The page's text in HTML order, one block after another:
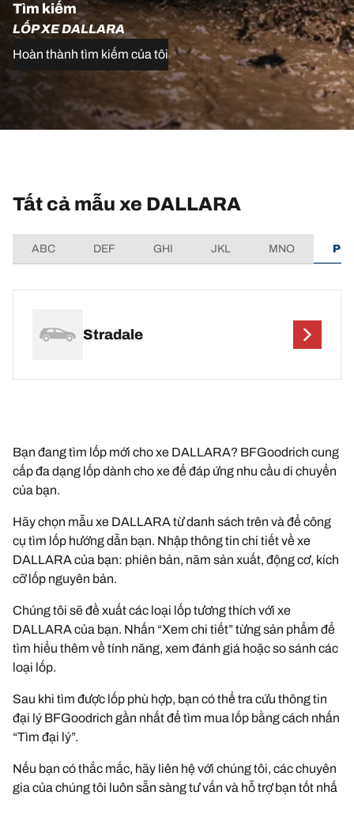
Tìm kiếm
LỐP XE DALLARA
Hoàn thành tìm kiếm của tôi
Tất cả mẫu xe DALLARA
ABC DEF GHI JKL MNO
Stradale
Bạn đang tìm lốp mới cho xe DALLARA? BFGoodrich cung
cấp đa dạng lốp dành cho xe để đáp ứng nhu cầu di chuyển
của bạn.
Hãy chọn mẫu xe DALLARA từ danh sách trên và để công
cụ tìm lốp hướng dẫn bạn. Nhập thông tin chi tiết về xe
DALLARA của bạn: phiên bản, năm sản xuất, động cơ, kích
cỡ lốp nguyên bản.
Chúng tôi sẽ đề xuất các loại lốp tương thích với xe
DALLARA của bạn. Nhấn “Xem chi tiết” từng sản phẩm để
tìm hiểu thêm về tính năng, xem đánh giá hoặc so sánh các
loại lốp.
Sau khi tìm được lốp phù hợp, bạn có thể tra cứu thông tin
đại lý BFGoodrich gần nhất để tìm mua lốp bằng cách nhấn
“Tìm đại lý”.
Nếu bạn có thắc mắc, hãy liên hệ với chúng tôi, các chuyên
gia của chúng tôi luôn sẵn sàng tư vấn và hỗ trợ bạn tốt nhấ